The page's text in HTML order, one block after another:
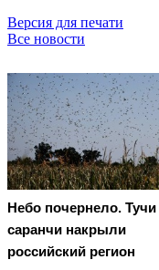
Версия для печати
Все новости
Небо почернело. Тучи
саранчи накрыли
российский регион